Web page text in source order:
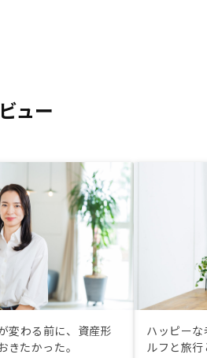
ュー
変わる前に、資産形
きたかった。
ハッピー
ルフと旅